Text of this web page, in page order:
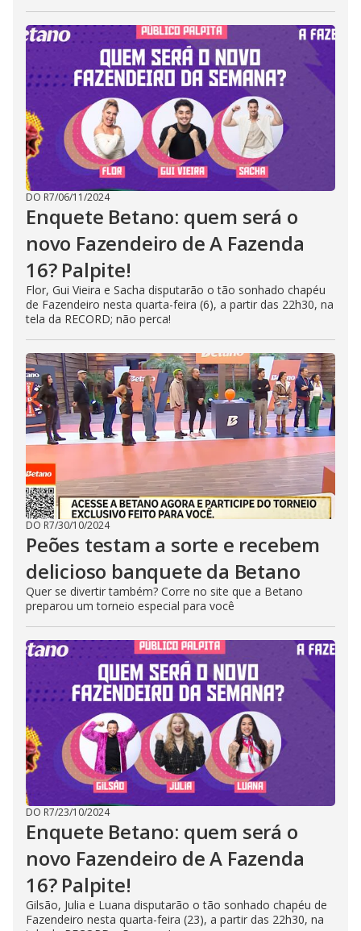
DO R7/06/11/2024
Enquete Betano: quem será o
novo Fazendeiro de A Fazenda
16? Palpite!
Flor, Gui Vieira e Sacha disputarão o tão sonhado chapéu
de Fazendeiro nesta quarta-feira (6), a partir das 22h30, na
tela da RECORD; não perca!
DO R7/30/10/2024
Peões testam a sorte e recebem
delicioso banquete da Betano
Quer se divertir também? Corre no site que a Betano
preparou um torneio especial para você
DO R7/23/10/2024
Enquete Betano: quem será o
novo Fazendeiro de A Fazenda
16? Palpite!
Gilsão, Julia e Luana disputarão o tão sonhado chapéu de
Fazendeiro nesta quarta-feira (23), a partir das 22h30, na